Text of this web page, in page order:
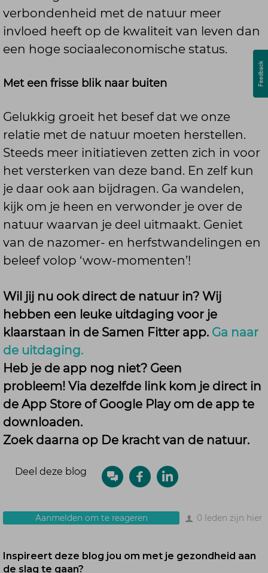
verbondenheid met de natuur meer
invloed heeft op de kwaliteit van leven dan
een hoge sociaaleconomische status.
Met een frisse blik naar buiten
Gelukkig groeit het besef dat we onze
relatie met de natuur moeten herstellen.
Steeds meer initiatieven zetten zich in voor
het versterken van deze band. En zelf kun
je daar ook aan bijdragen. Ga wandelen,
kijk om je heen en verwonder je over de
natuur waarvan je deel uitmaakt. Geniet
van de nazomer- en herfstwandelingen en
beleef volop ‘wow-momenten’!
Wil jij nu ook direct de natuur in? Wij
hebben een leuke uitdaging voor je
klaarstaan in de Samen Fitter app. Ga naar
de uitdaging.
Heb je de app nog niet? Geen
probleem! Via dezelfde link kom je direct in
de App Store of Google Play om de app te
downloaden.
Zoek daarna op De kracht van de natuur.
Deel deze blog
0 leden zijn hier
Aanmelden om te reageren